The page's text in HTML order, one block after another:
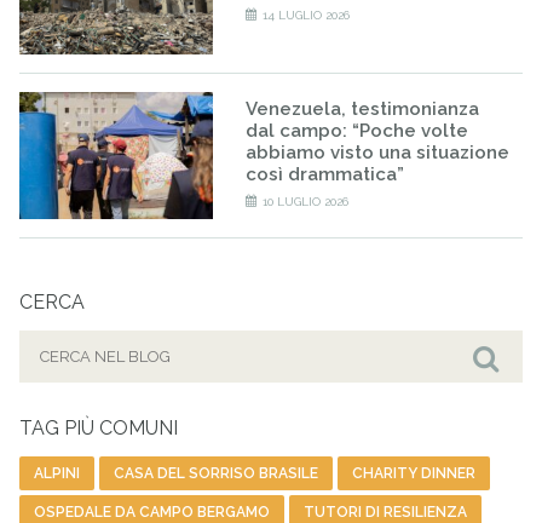
14 LUGLIO 2026
Venezuela, testimonianza
dal campo: “Poche volte
abbiamo visto una situazione
così drammatica”
10 LUGLIO 2026
CERCA
TAG PIÙ COMUNI
ALPINI CASA DEL SORRISO BRASILE CHARITY DINNER
OSPEDALE DA CAMPO BERGAMO TUTORI DI RESILIENZA